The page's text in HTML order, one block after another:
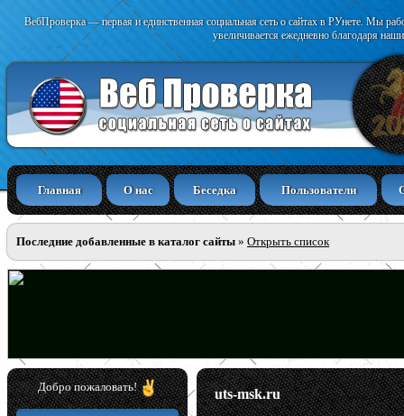
ВебПроверка — первая и единственная социальная сеть о сайтах в РУнете. Мы
увеличивается ежедневно благодаря
Главная О нас Беседка Пользователи
Последние добавленные в каталог сайты » Открыть список
Добро пожаловать! uts-msk.ru